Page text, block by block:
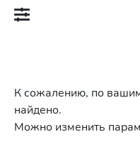
К сожалению, по
найдено.
Можно изменить